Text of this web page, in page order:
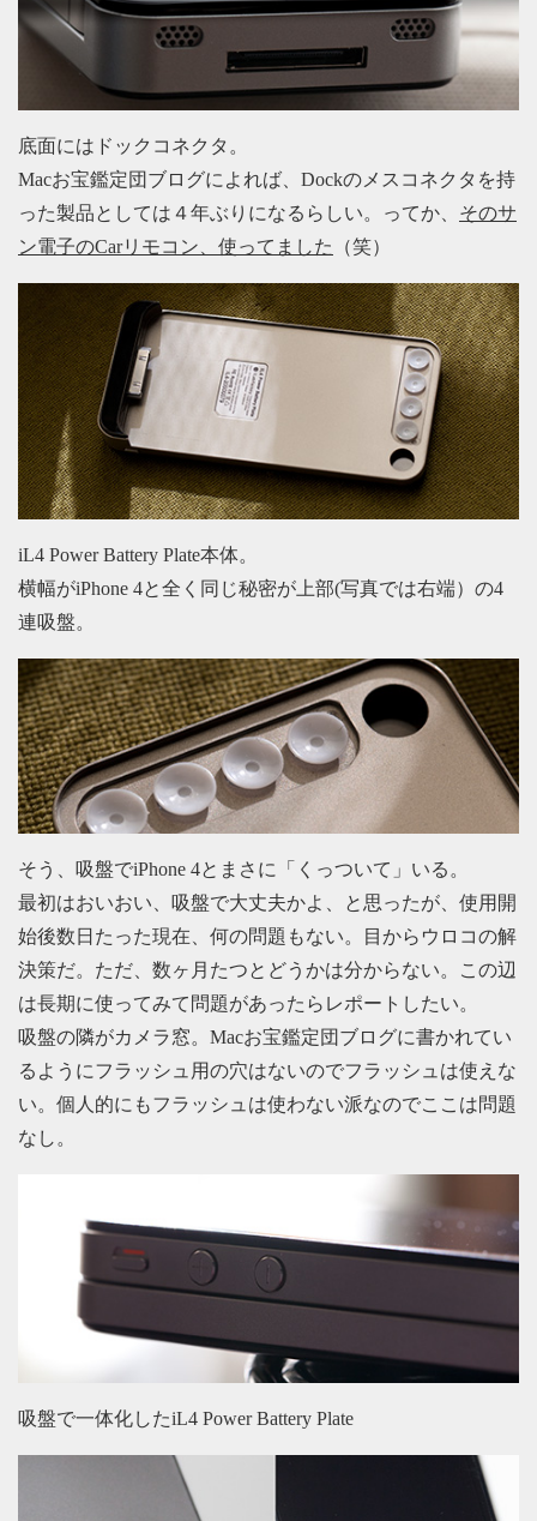
底面にはドックコネクタ。
Macお宝鑑定団ブログによれば、Dockのメスコネクタを持
った製品としては４年ぶりになるらしい。ってか、 そのサ
ン電子のCarリモコン、使ってました
（笑）
iL4 Power Battery Plate本体。
横幅がiPhone 4と全く同じ秘密が上部(写真では右端）の4
連吸盤。
そう、吸盤でiPhone 4とまさに「くっついて」いる。
最初はおいおい、吸盤で大丈夫かよ、と思ったが、使用開
始後数日たった現在、何の問題もない。目からウロコの解
決策だ。ただ、数ヶ月たつとどうかは分からない。この辺
は長期に使ってみて問題があったらレポートしたい。
吸盤の隣がカメラ窓。Macお宝鑑定団ブログに書かれてい
るようにフラッシュ用の穴はないのでフラッシュは使えな
い。個人的にもフラッシュは使わない派なのでここは問題
なし。
吸盤で一体化したiL4 Power Battery Plate